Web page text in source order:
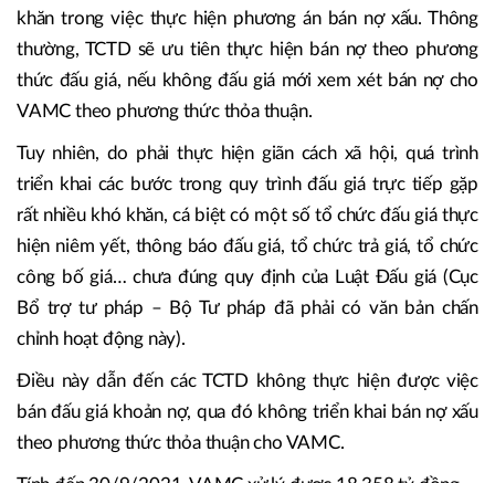
khăn trong việc thực hiện phương án bán nợ xấu. Thông
thường, TCTD sẽ ưu tiên thực hiện bán nợ theo phương
thức đấu giá, nếu không đấu giá mới xem xét bán nợ cho
VAMC theo phương thức thỏa thuận.
Tuy nhiên, do phải thực hiện giãn cách xã hội, quá trình
triển khai các bước trong quy trình đấu giá trực tiếp gặp
rất nhiều khó khăn, cá biệt có một số tổ chức đấu giá thực
hiện niêm yết, thông báo đấu giá, tổ chức trả giá, tổ chức
công bố giá… chưa đúng quy định của Luật Đấu giá (Cục
Bổ trợ tư pháp – Bộ Tư pháp đã phải có văn bản chấn
chỉnh hoạt động này).
Điều này dẫn đến các TCTD không thực hiện được việc
bán đấu giá khoản nợ, qua đó không triển khai bán nợ xấu
theo phương thức thỏa thuận cho VAMC.